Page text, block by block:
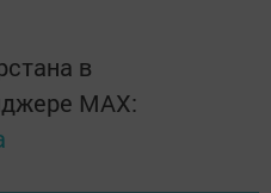
в
MАХ: